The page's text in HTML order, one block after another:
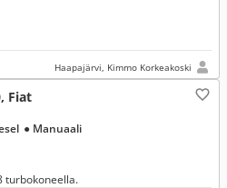
Haapajärvi, Kimmo Korkeakoski
Fiat
● Manuaali
turbokoneella.